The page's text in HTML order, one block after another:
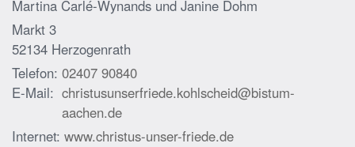
Martina Carlé-Wynands und Janine Dohm
Markt 3
52134 Herzogenrath
Telefon: 02407 90840
E-Mail: christusunserfriede.kohlscheid@bistum-
aachen.de
Internet: www.christus-unser-friede.de